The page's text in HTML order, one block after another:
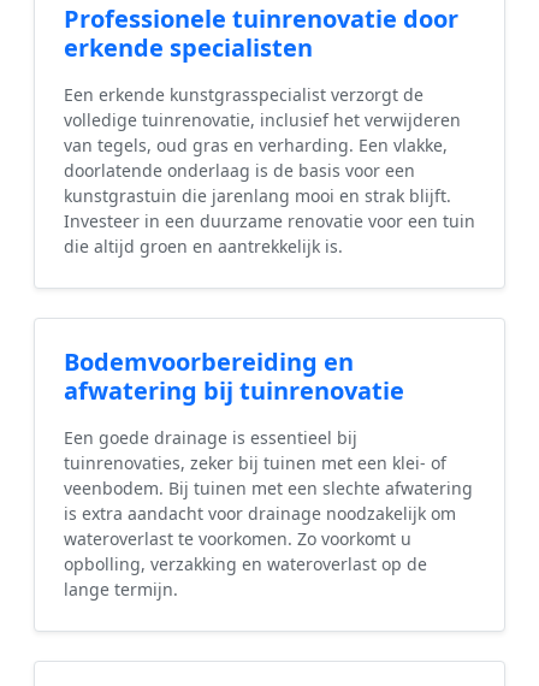
Professionele tuinrenovatie door
erkende specialisten
Een erkende kunstgrasspecialist verzorgt de
volledige tuinrenovatie, inclusief het verwijderen
van tegels, oud gras en verharding. Een vlakke,
doorlatende onderlaag is de basis voor een
kunstgrastuin die jarenlang mooi en strak blijft.
Investeer in een duurzame renovatie voor een tuin
die altijd groen en aantrekkelijk is.
Bodemvoorbereiding en
afwatering bij tuinrenovatie
Een goede drainage is essentieel bij
tuinrenovaties, zeker bij tuinen met een klei- of
veenbodem. Bij tuinen met een slechte afwatering
is extra aandacht voor drainage noodzakelijk om
wateroverlast te voorkomen. Zo voorkomt u
opbolling, verzakking en wateroverlast op de
lange termijn.